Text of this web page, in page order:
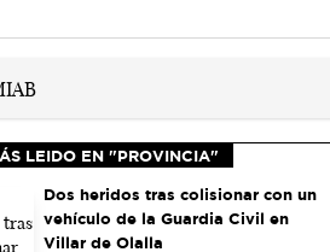
LEIDO EN "PROVINCIA"
Dos heridos tras colisionar con un
vehículo de la Guardia Civil en
Villar de Olalla